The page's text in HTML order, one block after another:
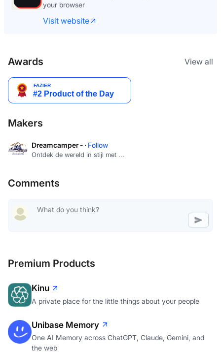
your browser
Visit website
Awards View all
Makers
Dreamcamper - · Follow
Ontdek de wereld in stijl met ...
Comments
Premium Products
Kinu
A private place for the little things about your people
Unibase Memory
One AI Memory across ChatGPT, Claude, Gemini, and
the web